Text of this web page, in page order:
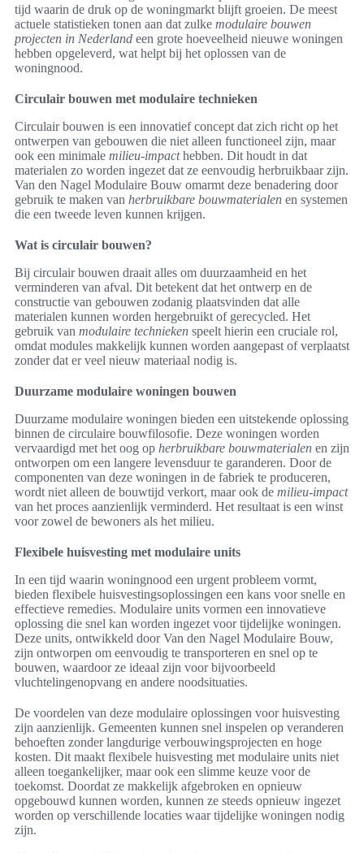
tijd waarin de druk op de woningmarkt blijft groeien. De meest
actuele statistieken tonen aan dat zulke modulaire bouwen
projecten in Nederland een grote hoeveelheid nieuwe woningen
hebben opgeleverd, wat helpt bij het oplossen van de
woningnood.
Circulair bouwen met modulaire technieken
Circulair bouwen is een innovatief concept dat zich richt op het
ontwerpen van gebouwen die niet alleen functioneel zijn, maar
ook een minimale milieu-impacthebben. Dit houdt in dat
materialen zo worden ingezet dat ze eenvoudig herbruikbaar zijn.
Van den Nagel Modulaire Bouw omarmt deze benadering door
gebruik te maken van herbruikbare bouwmaterialen en systemen
die een tweede leven kunnen krijgen.
Wat is circulair bouwen?
Bij circulair bouwen draait alles om duurzaamheid en het
verminderen van afval. Dit betekent dat het ontwerp en de
constructie van gebouwen zodanig plaatsvinden dat alle
materialen kunnen worden hergebruikt of gerecycled. Het
gebruik van modulaire technieken speelt hierin een cruciale rol,
omdat modules makkelijk kunnen worden aangepast of verplaatst
zonder dat er veel nieuw materiaal nodig is.
Duurzame modulaire woningen bouwen
Duurzame modulaire woningen bieden een uitstekende oplossing
binnen de circulaire bouwfilosofie. Deze woningen worden
vervaardigd met het oog op herbruikbare bouwmaterialen en zijn
ontworpen om een langere levensduur te garanderen. Door de
componenten van deze woningen in de fabriek te produceren,
wordt niet alleen de bouwtijd verkort, maar ook de milieu-impact
van het proces aanzienlijk verminderd. Het resultaat is een winst
voor zowel de bewoners als het milieu.
Flexibele huisvesting met modulaire units
In een tijd waarin woningnood een urgent probleem vormt,
bieden flexibele huisvestingsoplossingen een kans voor snelle en
effectieve remedies. Modulaire units vormen een innovatieve
oplossing die snel kan worden ingezet voor tijdelijke woningen.
Deze units, ontwikkeld door Van den Nagel Modulaire Bouw,
zijn ontworpen om eenvoudig te transporteren en snel op te
bouwen, waardoor ze ideaal zijn voor bijvoorbeeld
vluchtelingenopvang en andere noodsituaties.
De voordelen van deze modulaire oplossingen voor huisvesting
zijn aanzienlijk. Gemeenten kunnen snel inspelen op veranderen
behoeften zonder langdurige verbouwingsprojecten en hoge
kosten. Dit maakt flexibele huisvesting met modulaire units niet
alleen toegankelijker, maar ook een slimme keuze voor de
toekomst. Doordat ze makkelijk afgebroken en opnieuw
opgebouwd kunnen worden, kunnen ze steeds opnieuw ingezet
worden op verschillende locaties waar tijdelijke woningen nodig
zijn.